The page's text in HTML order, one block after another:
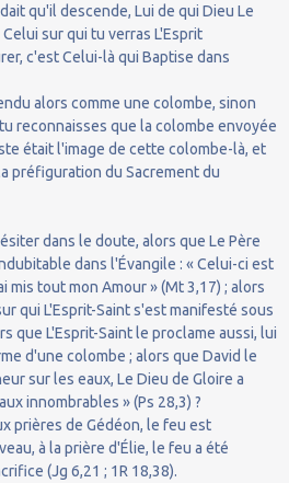
qu'il descende, Lui de qui Dieu Le
sur qui tu verras L'Esprit
c'est Celui-là qui Baptise dans
alors comme une colombe, sinon
reconnaisses que la colombe envoyée
était l'image de cette colombe-là, et
préfiguration du Sacrement du
dans le doute, alors que Le Père
dans l'Évangile : « Celui-ci est
mis tout mon Amour » (Mt 3,17) ; alors
qui L'Esprit-Saint s'est manifesté sous
que L'Esprit-Saint le proclame aussi, lui
d'une colombe ; alors que David le
sur les eaux, Le Dieu de Gloire a
innombrables » (Ps 28,3) ?
prières de Gédéon, le feu est
à la prière d'Élie, le feu a été
(Jg 6,21 ; 1R 18,38).